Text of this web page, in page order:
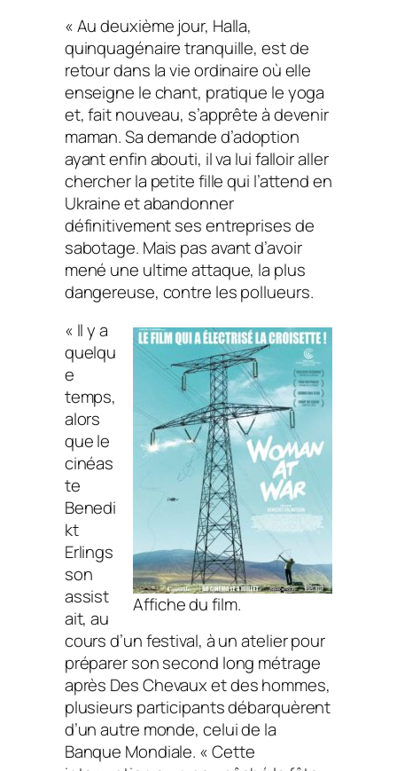
« Au deuxième jour, Halla,
quinquagénaire tranquille, est de
retour dans la vie ordinaire où elle
enseigne le chant, pratique le yoga
et, fait nouveau, s’apprête à devenir
maman. Sa demande d’adoption
ayant enfin abouti, il va lui falloir aller
chercher la petite fille qui l’attend en
Ukraine et abandonner
définitivement ses entreprises de
sabotage. Mais pas avant d’avoir
mené une ultime attaque, la plus
dangereuse, contre les pollueurs.
Affiche du film.
« Il y a
quelqu
e
temps,
alors
que le
cinéas
te
Benedi
kt
Erlings
son
assist
ait, au
cours d’un festival, à un atelier pour
préparer son second long métrage
après Des Chevaux et des hommes,
plusieurs participants débarquèrent
d’un autre monde, celui de la
Banque Mondiale. «Cette